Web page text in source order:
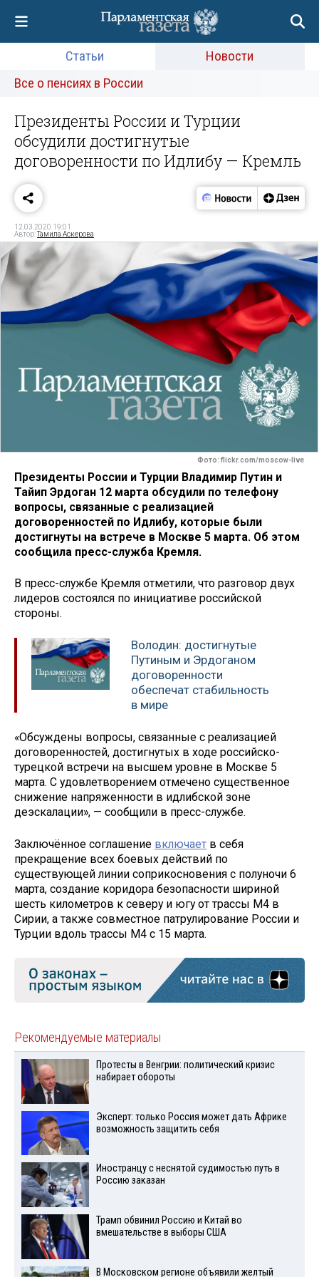
Статьи
Новости
Все о пенсиях в России
Президенты России и Турции
обсудили достигнутые
договоренности по Идлибу — Кремль
12.03.2020 19:01
Автор:Тамила Аскерова
Фото: flickr.com/moscow-live
Президенты России и Турции Владимир Путин и
Тайип Эрдоган 12 марта обсудили по телефону
вопросы, связанные с реализацией
договоренностей по Идлибу, которые были
достигнуты на встрече в Москве 5 марта. Об этом
сообщила пресс-служба Кремля.
В пресс-службе Кремля отметили, что разговор двух
лидеров состоялся по инициативе российской
стороны.
Володин: достигнутые
Путиным и Эрдоганом
договоренности
обеспечат стабильность
в мире
«Обсуждены вопросы, связанные с реализацией
договоренностей, достигнутых в ходе российско-
турецкой встречи на высшем уровне в Москве 5
марта. С удовлетворением отмечено существенное
снижение напряженности в идлибской зоне
деэскалации», — сообщили в пресс-службе.
Заключённое соглашение включает в себя
прекращение всех боевых действий по
существующей линии соприкосновения с полуночи 6
марта, создание коридора безопасности шириной
шесть километров к северу и югу от трассы М4 в
Сирии, а также совместное патрулирование России и
Турции вдоль трассы М4 с 15 марта.
Рекомендуемые материалы
Протесты в Венгрии: политический кризис
набирает обороты
Эксперт: только Россия может дать Африке
возможность защитить себя
Иностранцу с неснятой судимостью путь в
Россию заказан
Трамп обвинил Россию и Китай во
вмешательстве в выборы США
В Московском регионе объявили желтый